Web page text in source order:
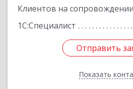
Клиентов на сопровождении
1С:Специалист
Отправить
Показать
Отправить
Назад